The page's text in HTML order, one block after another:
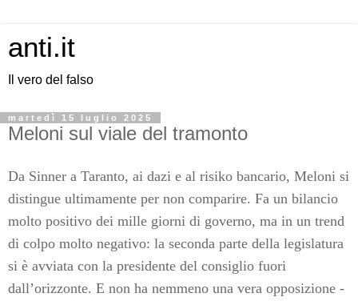
anti.it
Il vero del falso
martedì 15 luglio 2025
Meloni sul viale del tramonto
Da Sinner a Taranto, ai dazi e al risiko bancario, Meloni si
distingue ultimamente per non comparire. Fa un bilancio
molto positivo dei mille giorni di governo, ma in un trend
di colpo molto negativo: la seconda parte della legislatura
si è avviata con la presidente del consiglio fuori
dall’orizzonte. E non ha nemmeno una vera opposizione -